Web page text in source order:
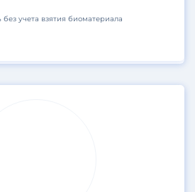
без учета взятия биоматериала